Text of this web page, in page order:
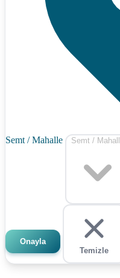
Semt / Mahalle Semt /
Onayla
Temizle